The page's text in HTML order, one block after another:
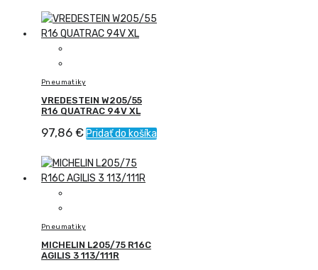
Pneumatiky
VREDESTEIN W205/55
R16 QUATRAC 94V XL
97,86 € Pridať do košíka
Pneumatiky
MICHELIN L205/75 R16C
AGILIS 3 113/111R